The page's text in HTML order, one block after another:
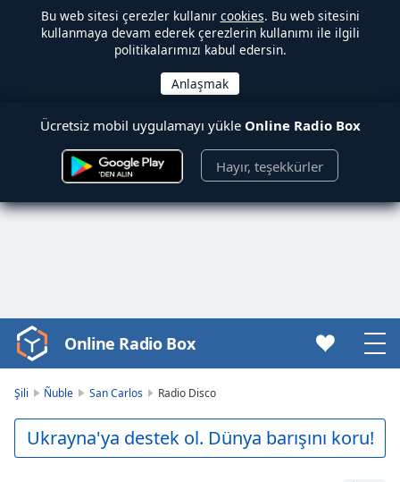
Bu web sitesi çerezler kullanır cookies. Bu web sitesini
kullanmaya devam ederek çerezlerin kullanımı ile ilgili
politikalarımızı kabul edersin.
Ücretsiz mobil uygulamayı yükle Online Radio Box
Hayır, teşekkürler
Video
Player
Play
Video
Online Radio Box
Şili Ñuble San Carlos Radio Disco
Ukrayna'ya destek ol. Dünya barışını koru!